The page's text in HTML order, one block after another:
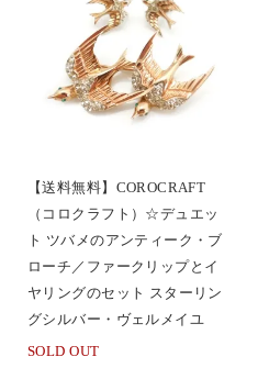
【送料無料】COROCRAFT
（コロクラフト）☆デュエッ
ト ツバメのアンティーク・ブ
ローチ／ファークリップとイ
ヤリングのセット スターリン
グシルバー・ヴェルメイユ
SOLD OUT